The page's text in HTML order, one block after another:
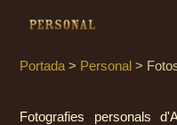
Personal
Portada > Personal >
Fotografies personals